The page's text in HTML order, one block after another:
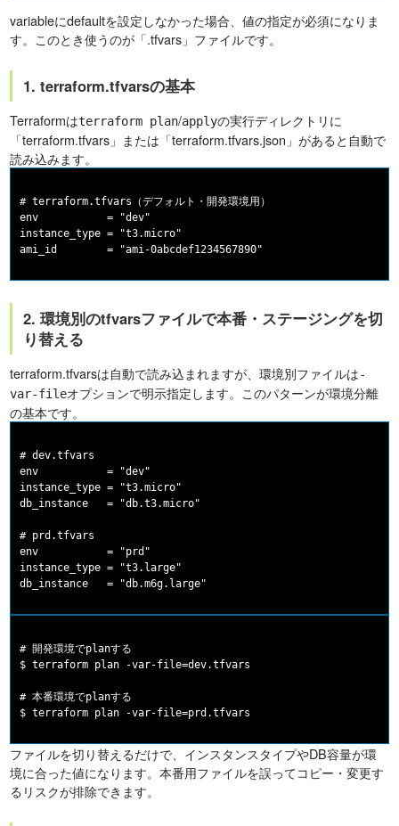
variableにdefaultを設定しなかった場合、値の指定が必須になりま
す。このとき使うのが「.tfvars」ファイルです。
1. terraform.tfvarsの基本
Terraformはterraform plan/applyの実行ディレクトリに
「terraform.tfvars」または「terraform.tfvars.json」があると自動で
読み込みます。
# terraform.tfvars（デフォルト・開発環境用）
env           = "dev"
instance_type = "t3.micro"
2. 環境別のtfvarsファイルで本番・ステージングを切
り替える
terraform.tfvarsは自動で読み込まれますが、環境別ファイルは-
var-fileオプションで明示指定します。このパターンが環境分離
の基本です。
# dev.tfvars
env           = "dev"
instance_type = "t3.micro"
db_instance   = "db.t3.micro"
# prd.tfvars
env           = "prd"
instance_type = "t3.large"
# 開発環境でplanする
$ terraform plan -var-file=dev.tfvars
# 本番環境でplanする
ファイルを切り替えるだけで、インスタンスタイプやDB容量が環
境に合った値になります。本番用ファイルを誤ってコピー・変更す
るリスクが排除できます。